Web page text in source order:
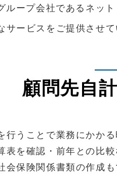
ープ会社であるネッ
ービスをご提供させて
顧問先自
行うことで業務にかか
表を確認・前年との比
保険関係書類の作成も